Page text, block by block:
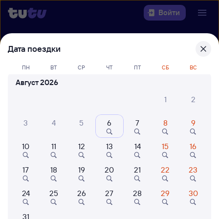
Войти
Выберите день, чтобы найти
22 года работаем для вас
Когда
Найти поезда
Дата поездки
ПН ВТ СР ЧТ ПТ СБ ВС
Август 2026
1
2
3 4 5 6 7 8 9
10 11 12 13 14 15 16
17 18 19 20 21 22 23
24 25 26 27 28 29 30
31